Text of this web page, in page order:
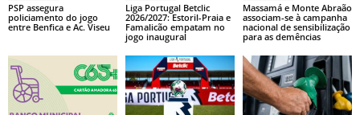
PSP assegura
policiamento do jogo
entre Benfica e Ac. Viseu
Liga Portugal Betclic
2026/2027: Estoril-Praia e
Famalicão empatam no
jogo inaugural
Massamá e Monte Abraão
associam-se à campanha
nacional de sensibilização
para as demências